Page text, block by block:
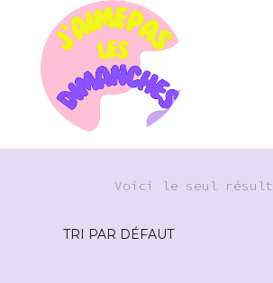
Voici le seul